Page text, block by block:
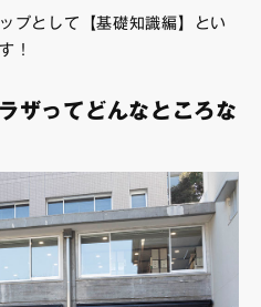
プとして【基礎知識編】とい
！
ザってどんなところな